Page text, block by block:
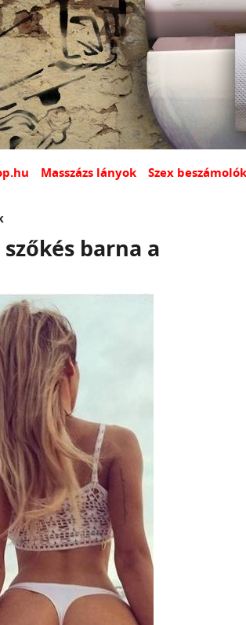
Masszázs lányok Szex beszámolók
barna a